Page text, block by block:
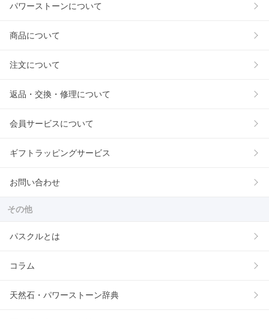
パワーストーンについて
商品について
注文について
返品・交換・修理について
会員サービスについて
ギフトラッピングサービス
お問い合わせ
その他
パスクルとは
コラム
天然石・パワーストーン辞典